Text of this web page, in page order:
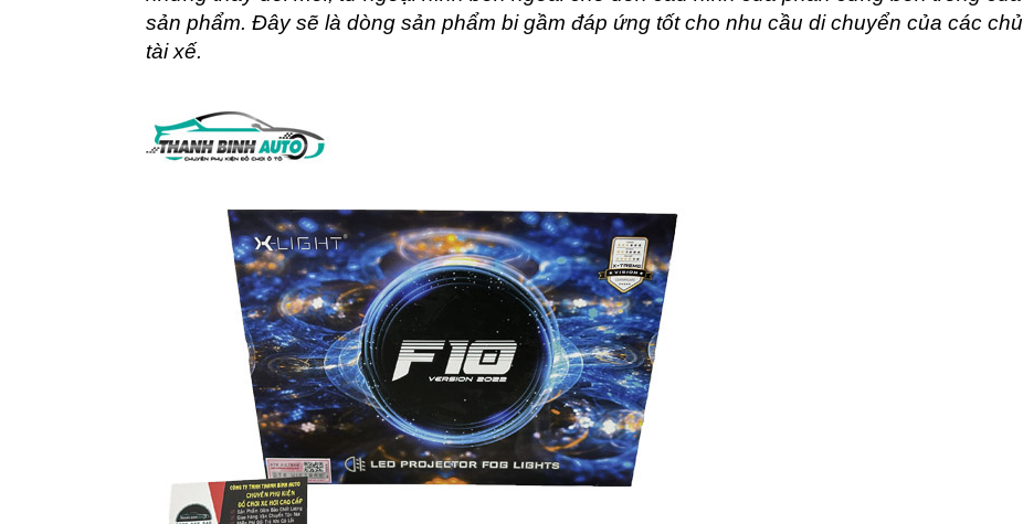
sản phẩm. Đây sẽ là dòng sản phẩm bi gầm đáp ứng tốt cho nhu cầu di chuyển của các chủ
tài xế.